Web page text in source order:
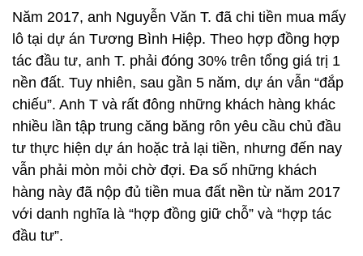
Năm 2017, anh Nguyễn Văn T. đã chi tiền mua mấy
lô tại dự án Tương Bình Hiệp. Theo hợp đồng hợp
tác đầu tư, anh T. phải đóng 30% trên tổng giá trị 1
nền đất. Tuy nhiên, sau gần 5 năm, dự án vẫn “đắp
chiếu”. Anh T và rất đông những khách hàng khác
nhiều lần tập trung căng băng rôn yêu cầu chủ đầu
tư thực hiện dự án hoặc trả lại tiền, nhưng đến nay
vẫn phải mòn mỏi chờ đợi. Đa số những khách
hàng này đã nộp đủ tiền mua đất nền từ năm 2017
với danh nghĩa là “hợp đồng giữ chỗ” và “hợp tác
đầu tư”.